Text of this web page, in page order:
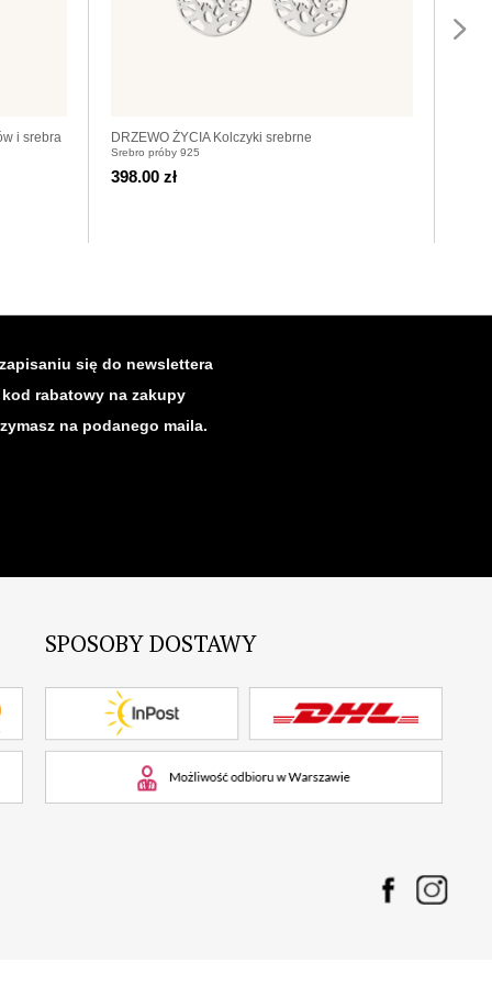
i srebra DRZEWO ŻYCIA Kolczyki srebrne
Srebro próby 925
398.00 zł
się do newslettera
kod rabatowy na zakupy
na podanego maila.
SPOSOBY DOSTAWY